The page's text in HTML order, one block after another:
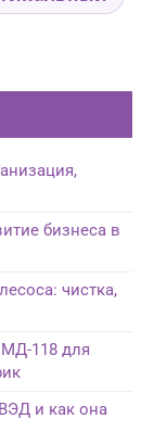
бизнеса в
чистка,
118 для
и как она